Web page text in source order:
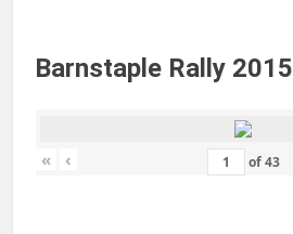
Barnstaple Rally 2015
« ‹ of43